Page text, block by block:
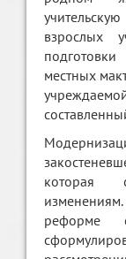
взрослых
местных
которая
реформе